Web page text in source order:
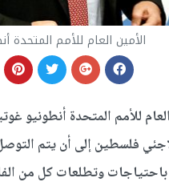
الأمين العام للأمم المتحدة
للأمم المتحدة أنطونيو
فلسطين إلى أن يتم
وتطلعات كل من